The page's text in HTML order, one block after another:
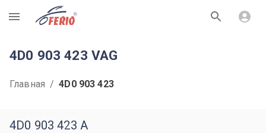
R
4D0 903 423 VAG
Главная / 4D0 903 423
4D0 903 423 A